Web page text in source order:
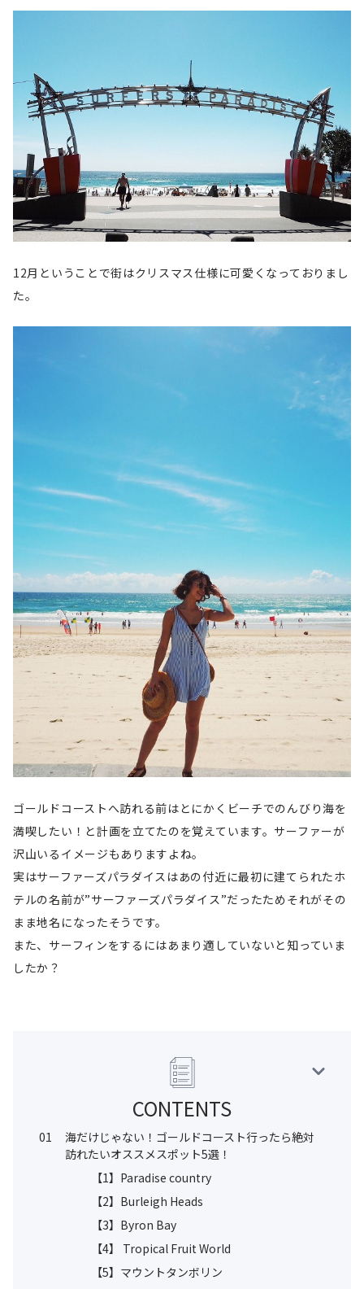
12月ということで街はクリスマス仕様に可愛くなっておりまし
た。
ゴールドコーストへ訪れる前はとにかくビーチでのんびり海を
満喫したい！と計画を立てたのを覚えています。サーファーが
沢山いるイメージもありますよね。
実はサーファーズパラダイスはあの付近に最初に建てられたホ
テルの名前が”サーファーズパラダイス”だったためそれがその
まま地名になったそうです。
また、サーフィンをするにはあまり適していないと知っていま
したか？
CONTENTS
01
海だけじゃない！ゴールドコースト行ったら絶対
訪れたいオススメスポット5選！
【1】Paradise country
【2】Burleigh Heads
【3】Byron Bay
【4】 Tropical Fruit World
【5】マウントタンボリン